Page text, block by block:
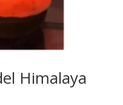
Himalaya